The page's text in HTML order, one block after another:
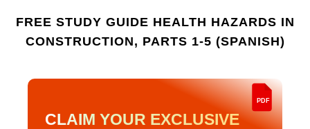
de actualización.
FREE STUDY GUIDE HEALTH HAZARDS IN
CONSTRUCTION, PARTS 1-5 (SPANISH)
PDF
CLAIM YOUR EXCLUSIVE